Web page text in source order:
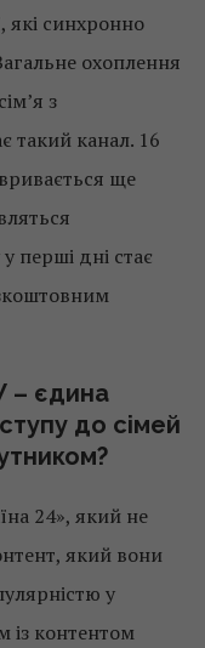
які синхронно
охоплення
з
такий канал. 16
ще
перші дні стає
– єдина
до сімей
24», який не
який вони
у
із контентом